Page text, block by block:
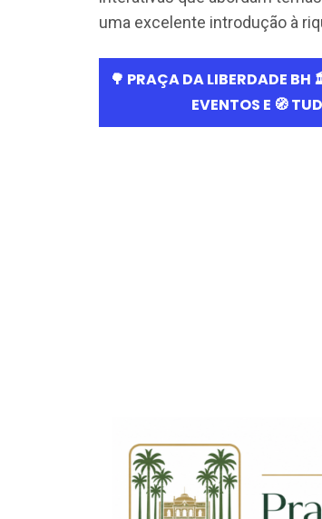
uma excelente introdução à